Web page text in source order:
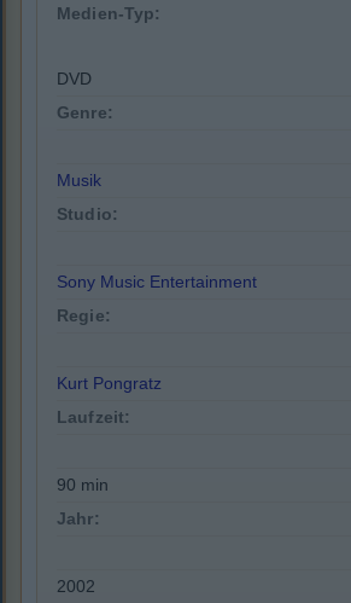
Medien-Typ:
DVD
Genre:
Musik
Studio:
Sony Music Entertainment
Regie:
Kurt Pongratz
Laufzeit:
90 min
Jahr:
2002